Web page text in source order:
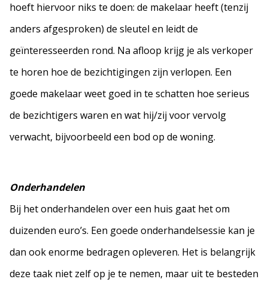
hoeft hiervoor niks te doen: de makelaar heeft (tenzij
anders afgesproken) de sleutel en leidt de
geïnteresseerden rond. Na afloop krijg je als verkoper
te horen hoe de bezichtigingen zijn verlopen. Een
goede makelaar weet goed in te schatten hoe serieus
de bezichtigers waren en wat hij/zij voor vervolg
verwacht, bijvoorbeeld een bod op de woning.
Onderhandelen
Bij het onderhandelen over een huis gaat het om
duizenden euro’s. Een goede onderhandelsessie kan je
dan ook enorme bedragen opleveren. Het is belangrijk
deze taak niet zelf op je te nemen, maar uit te besteden